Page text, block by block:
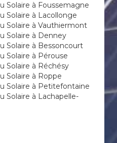
Solaire à Foussemagne
Solaire à Lacollonge
Solaire à Vauthiermont
Solaire à Denney
Solaire à Bessoncourt
Solaire à Pérouse
Solaire à Réchésy
Solaire à Roppe
Solaire à Petitefontaine
Solaire à Lachapelle-